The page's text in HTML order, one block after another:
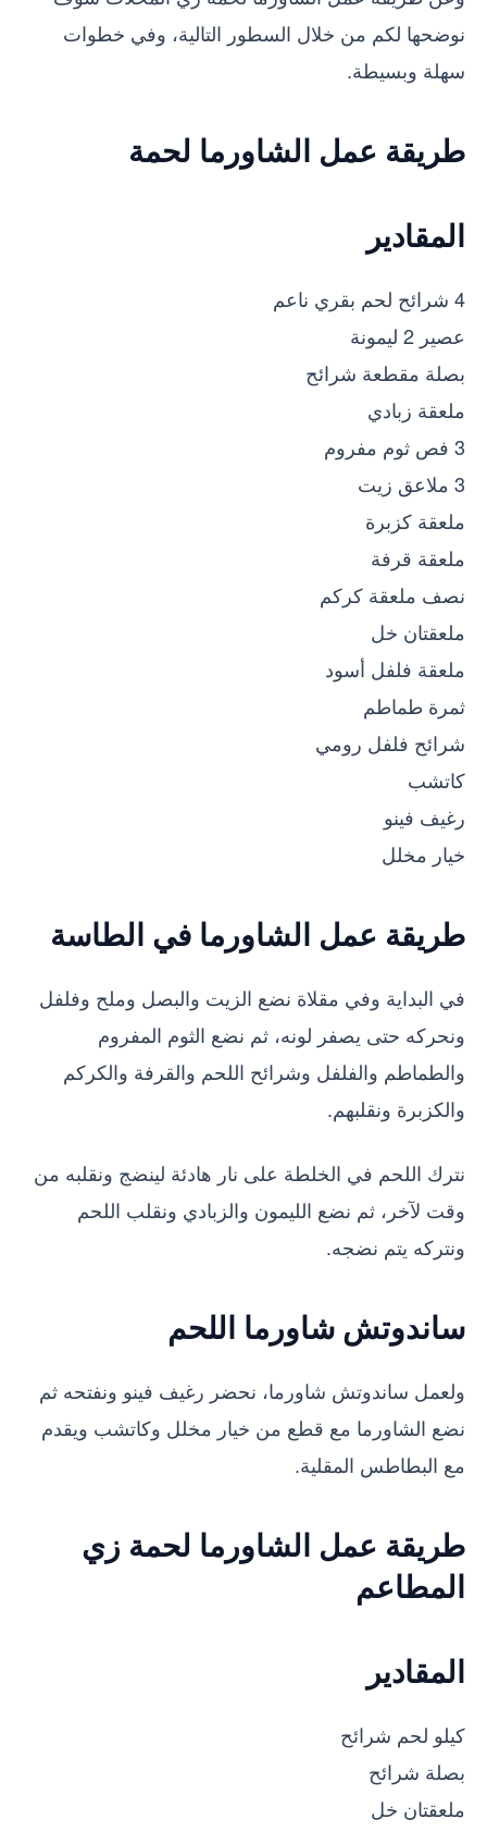
نوضحها لكم من خلال السطور التالية، وفي خطوات
سهلة وبسيطة.
طريقة عمل الشاورما لحمة
المقادير
4 شرائح لحم بقري ناعم
عصير 2 ليمونة
بصلة مقطعة شرائح
ملعقة زبادي
3 فص ثوم مفروم
3 ملاعق زيت
ملعقة كزبرة
ملعقة قرفة
نصف ملعقة كركم
ملعقتان خل
ملعقة فلفل أسود
ثمرة طماطم
شرائح فلفل رومي
كاتشب
رغيف فينو
خيار مخلل
طريقة عمل الشاورما في الطاسة
في البداية وفي مقلاة نضع الزيت والبصل وملح وفلفل
ونحركه حتى يصفر لونه، ثم نضع الثوم المفروم
والطماطم والفلفل وشرائح اللحم والقرفة والكركم
والكزبرة ونقلبهم.
نترك اللحم في الخلطة على نار هادئة لينضج ونقلبه من
وقت لآخر، ثم نضع الليمون والزبادي ونقلب اللحم
ونتركه يتم نضجه.
ساندوتش شاورما اللحم
ولعمل ساندوتش شاورما، نحضر رغيف فينو ونفتحه ثم
نضع الشاورما مع قطع من خيار مخلل وكاتشب ويقدم
مع البطاطس المقلية.
طريقة عمل الشاورما لحمة زي
المطاعم
المقادير
كيلو لحم شرائح
بصلة شرائح
ملعقتان خل